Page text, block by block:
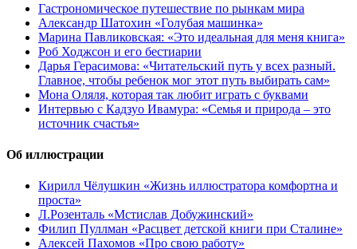
Гастрономическое путешествие по рынкам мира
Александр Шатохин «Голубая машинка»
Марина Павликовская: «Это идеальная для меня книга»
Роб Ходжсон и его бестиарии
Дарья Герасимова: «Читательский путь у всех разный.
Главное, чтобы ребенок мог этот путь выбирать сам»
Мона Оляля, которая так любит играть с буквами
Интервью с Кадзуо Ивамура: «Семья и природа – это
источник счастья»
Об иллюстрации
Кирилл Чёлушкин «Жизнь иллюстратора комфортна и
проста»
Л.Розенталь «Мстислав Добужинский»
Филип Пуллман «Расцвет детской книги при Сталине»
Алексей Пахомов «Про свою работу»